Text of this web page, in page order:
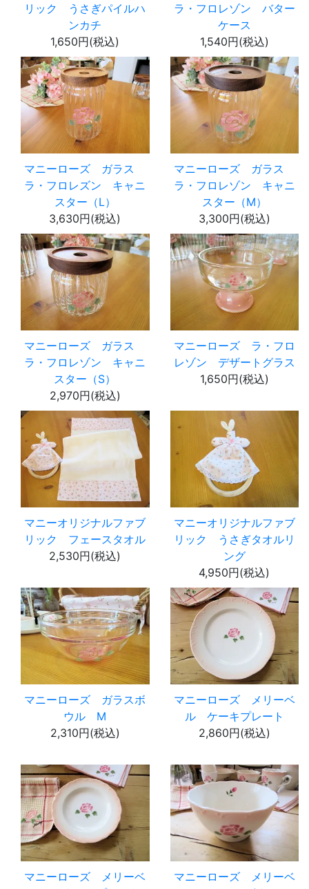
リック うさぎパイルハ
ンカチ
1,650円(税込)
ラ・フロレゾン バター
ケース
1,540円(税込)
マニーローズ ガラス
ラ・フロレズン キャニ
スター（L）
3,630円(税込)
マニーローズ ガラス
ラ・フロレゾン キャニ
スター（M）
3,300円(税込)
マニーローズ ガラス
ラ・フロレゾン キャニ
スター（S）
2,970円(税込)
マニーローズ ラ・フロ
レゾン デザートグラス
1,650円(税込)
マニーオリジナルファブ
リック フェースタオル
2,530円(税込)
マニーオリジナルファブ
リック うさぎタオルリ
ング
4,950円(税込)
マニーローズ ガラスボ
ウル M
2,310円(税込)
マニーローズ メリーベ
ル ケーキプレート
2,860円(税込)
マニーローズ メリーベ
マニーローズ メリーベ